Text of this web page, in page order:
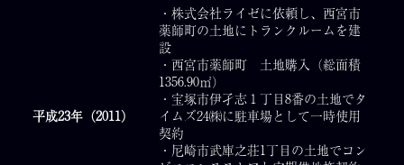
平成23年（2011）
・株式会社ライゼに依頼し、西宮市
薬師町の土地にトランクルームを建
設
・西宮市薬師町 土地購入（総面積
1356.90㎡）
・宝塚市伊孑志１丁目8番の土地でタ
イムズ24㈱に駐車場として一時使用
契約
・尼崎市武庫之荘1丁目の土地でコン